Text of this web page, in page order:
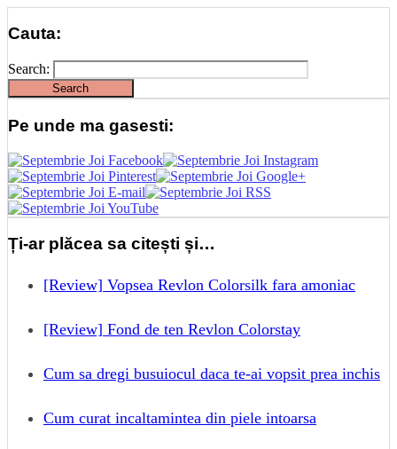
Cauta:
Search:
Pe unde ma gasesti:
Ți-ar plăcea sa citești și…
[Review] Vopsea Revlon Colorsilk fara amoniac
[Review] Fond de ten Revlon Colorstay
Cum sa dregi busuiocul daca te-ai vopsit prea inchis
Cum curat incaltamintea din piele intoarsa